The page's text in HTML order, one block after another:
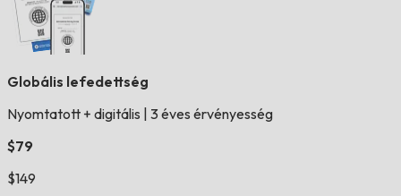
Globális lefedettség
Nyomtatott + digitális 3 éves érvényesség
$79
$149